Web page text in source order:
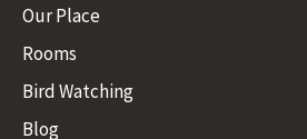
Our Place
Rooms
Bird Watching
Blog